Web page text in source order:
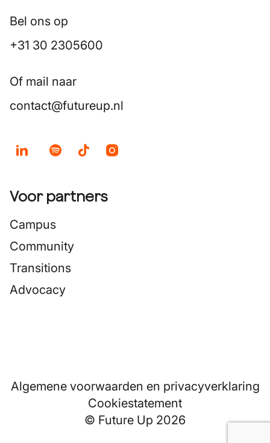
Bel ons op
+31 30 2305600
Of mail naar
contact@futureup.nl
Voor partners
Campus
Community
Transitions
Advocacy
Algemene voorwaarden en privacyverklaring
Cookiestatement
© Future Up 2026